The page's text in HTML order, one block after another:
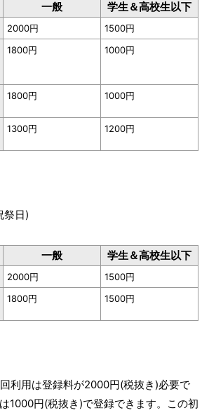
一般
学生＆高校生以下
2000円 1500円
1800円 1000円
1800円 1000円
1300円 1200円
祭日)
一般
学生＆高校生以下
2000円 1500円
1800円 1500円
利用は登録料が2000円(税抜き)必要で
1000円(税抜き)で登録できます。この初